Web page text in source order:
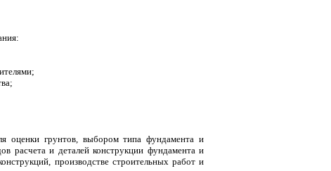
оценки грунтов, выбором типа фундамента и
расчета и деталей конструкции фундамента и
производстве строительных работ и